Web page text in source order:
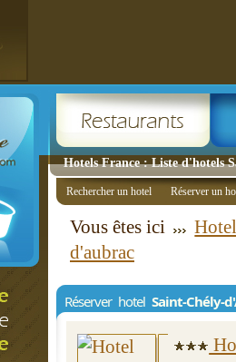
Hotels France : Liste d'hotels
Rechercher un hotel Réserver un
Vous êtes ici
d'aubrac
Réserver hotel Saint-Chély-